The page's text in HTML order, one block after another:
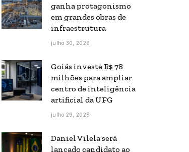
ganha protagonismo
em grandes obras de
infraestrutura
julho 30, 2026
Goiás investe R$ 78
milhões para ampliar
centro de inteligência
artificial da UFG
julho 29, 2026
Daniel Vilela será
lançado candidato ao